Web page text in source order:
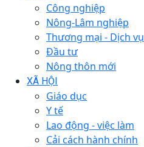
Công nghiệp
Nông-Lâm nghiệp
Thương mại - Dịch vụ
Đầu tư
Nông thôn mới
XÃ HỘI
Giáo dục
Y tế
Lao động - việc làm
Cải cách hành chính